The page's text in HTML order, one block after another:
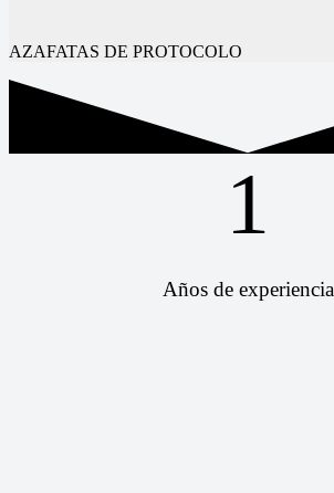
AZAFATAS DE PROTOCOLO
1
Años de experiencia